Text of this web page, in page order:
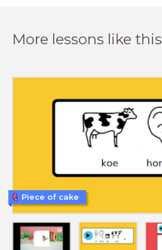
More lessons like this
Piece of cake